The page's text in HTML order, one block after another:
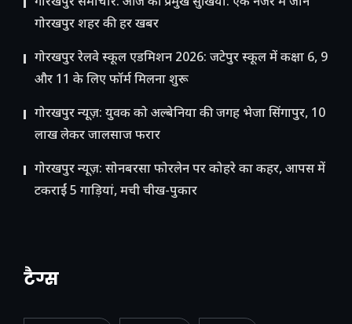
गोरखपुर शहर की हर खबर
गोरखपुर रेलवे स्कूल एडमिशन 2026: जटेपुर स्कूल में कक्षा 6, 9
और 11 के लिए फॉर्म मिलना शुरू
गोरखपुर न्यूज़: युवक को अल्बेनिया की जगह भेजा सिंगापुर, 10
लाख लेकर जालसाज फरार
गोरखपुर न्यूज़: सोनबरसा फोरलेन पर कोहरे का कहर, आपस में
टकराईं 5 गाड़ियां, मची चीख-पुकार
टैग्स